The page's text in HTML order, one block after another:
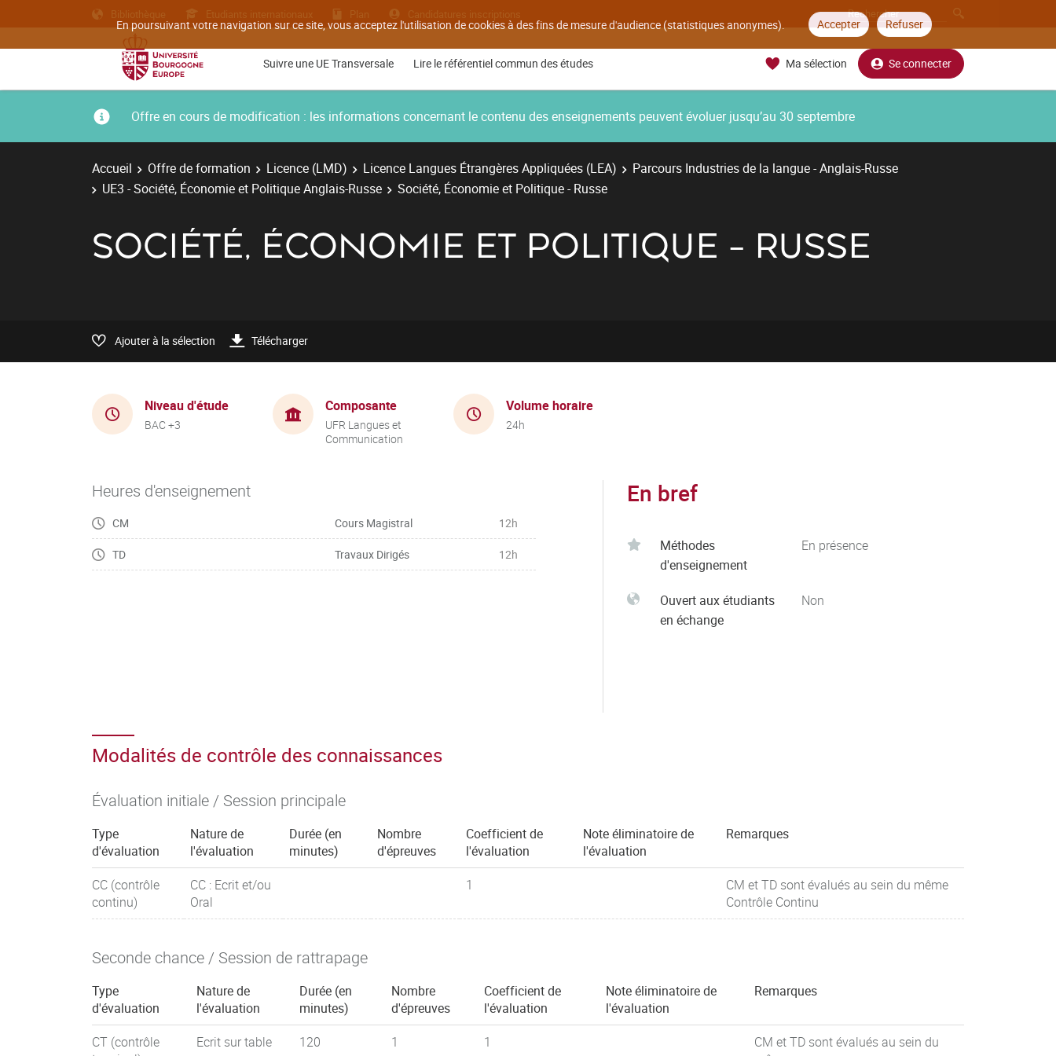
En poursuivant votre navigation sur ce site, vous acceptez l'utilisation de cookies à des fins de mesure d'audience (statistiques anonymes). Accepter Refuser
Bibliothèque Etudiants internationaux Plan Candidatures inscriptions
Suivre une UE Transversale Lire le référentiel commun des études Ma sélection Se connecter
Offre en cours de modification : les informations concernant le contenu des enseignements peuvent évoluer jusqu’au 30 septembre
Accueil Offre de formation Licence (LMD) Licence Langues Étrangères Appliquées (LEA)
Parcours Industries de la langue - Anglais-Russe
UE3 - Société, Économie et Politique Anglais-Russe
Société, Économie et Politique - Russe
SOCIÉTÉ, ÉCONOMIE ET POLITIQUE - RUSSE
Ajouter à la sélection Télécharger
Niveau d'étude
BAC +3
Composante
UFR Langues et
Communication
Volume horaire
24h
Heures d'enseignement
CM Cours Magistral 12h
TD Travaux Dirigés 12h
En bref
Méthodes
d'enseignement
En présence
Ouvert aux étudiants
en échange
Non
Modalités de contrôle des connaissances
Évaluation initiale / Session principale
Type
d'évaluation
Nature de
l'évaluation
Durée (en
minutes)
Nombre
d'épreuves
Coefficient de
l'évaluation
Note éliminatoire de
l'évaluation
Remarques
CC (contrôle
continu)
CC : Ecrit et/ou
Oral
1
CM et TD sont évalués au sein du même
Contrôle Continu
Seconde chance / Session de rattrapage
Type
d'évaluation
Nature de
l'évaluation
Durée (en
minutes)
Nombre
d'épreuves
Coefficient de
l'évaluation
Note éliminatoire de
l'évaluation
Remarques
CT (contrôle
Ecrit sur table 120 1 1
CM et TD sont évalués au sein du